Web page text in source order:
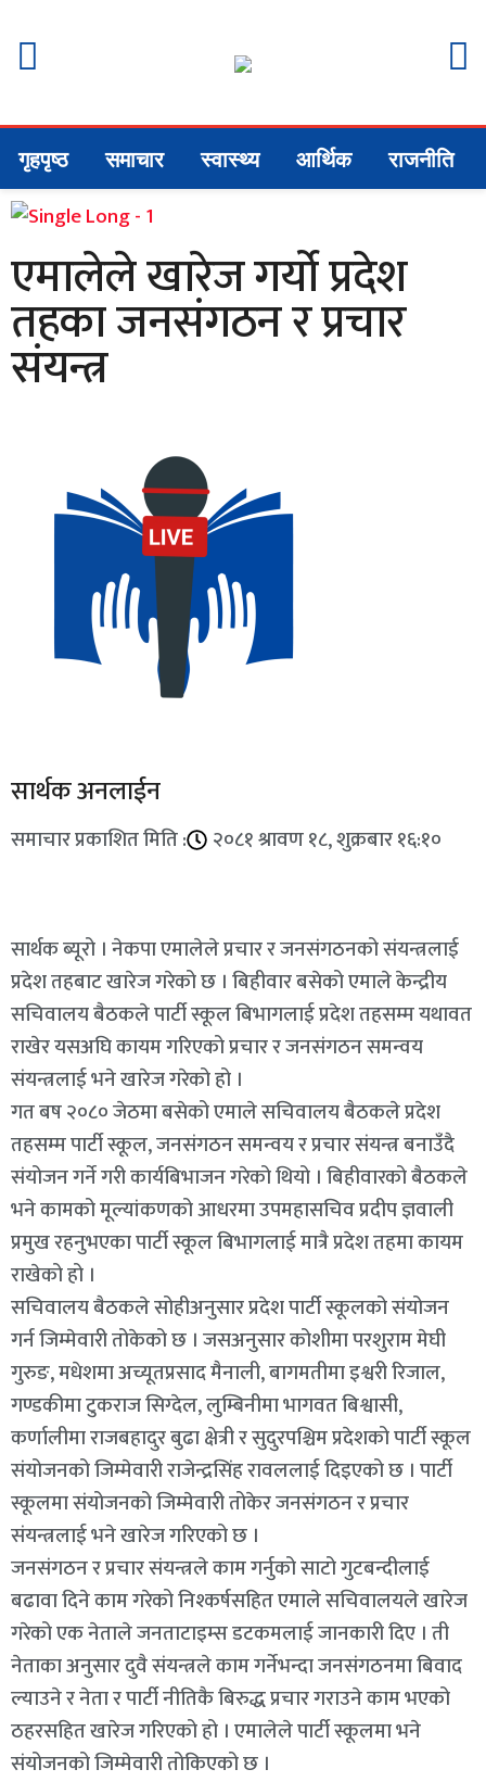
गृहपृष्ठ समाचार स्वास्थ्य आर्थिक राजनीति
एमालेले खारेज गर्यो प्रदेश
तहका जनसंगठन र प्रचार
संयन्त्र
सार्थक अनलाईन
समाचार प्रकाशित मिति : २०८१ श्रावण १८, शुक्रबार १६:१०
सार्थक ब्यूरो । नेकपा एमालेले प्रचार र जनसंगठनको संयन्त्रलाई
प्रदेश तहबाट खारेज गरेको छ । बिहीवार बसेको एमाले केन्द्रीय
सचिवालय बैठकले पार्टी स्कूल बिभागलाई प्रदेश तहसम्म यथावत
राखेर यसअघि कायम गरिएको प्रचार र जनसंगठन समन्वय
संयन्त्रलाई भने खारेज गरेको हो ।
गत बष २०८० जेठमा बसेको एमाले सचिवालय बैठकले प्रदेश
तहसम्म पार्टी स्कूल, जनसंगठन समन्वय र प्रचार संयन्त्र बनाउँदै
संयोजन गर्ने गरी कार्यबिभाजन गरेको थियो । बिहीवारको बैठकले
भने कामको मूल्यांकणको आधरमा उपमहासचिव प्रदीप ज्ञवाली
प्रमुख रहनुभएका पार्टी स्कूल बिभागलाई मात्रै प्रदेश तहमा कायम
राखेको हो ।
सचिवालय बैठकले सोहीअनुसार प्रदेश पार्टी स्कूलको संयोजन
गर्न जिम्मेवारी तोकेको छ । जसअनुसार कोशीमा परशुराम मेघी
गुरुङ, मधेशमा अच्यूतप्रसाद मैनाली, बागमतीमा इश्वरी रिजाल,
गण्डकीमा टुकराज सिग्देल, लुम्बिनीमा भागवत बिश्वासी,
कर्णालीमा राजबहादुर बुढा क्षेत्री र सुदुरपश्चिम प्रदेशको पार्टी स्कूल
संयोजनको जिम्मेवारी राजेन्द्रसिंह रावललाई दिइएको छ । पार्टी
स्कूलमा संयोजनको जिम्मेवारी तोकेर जनसंगठन र प्रचार
संयन्त्रलाई भने खारेज गरिएको छ ।
जनसंगठन र प्रचार संयन्त्रले काम गर्नुको साटो गुटबन्दीलाई
बढावा दिने काम गरेको निश्कर्षसहित एमाले सचिवालयले खारेज
गरेको एक नेताले जनताटाइम्स डटकमलाई जानकारी दिए । ती
नेताका अनुसार दुवै संयन्त्रले काम गर्नेभन्दा जनसंगठनमा बिवाद
ल्याउने र नेता र पार्टी नीतिकै बिरुद्ध प्रचार गराउने काम भएको
ठहरसहित खारेज गरिएको हो । एमालेले पार्टी स्कूलमा भने
संयोजनको जिम्मेवारी तोकिएको छ ।